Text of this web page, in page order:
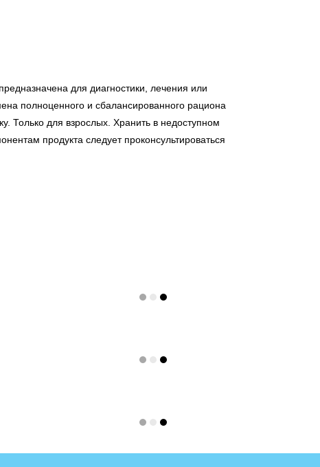
для диагностики, лечения или
полноценного и сбалансированного рациона
Только для взрослых. Хранить в недоступном
продукта следует проконсультироваться